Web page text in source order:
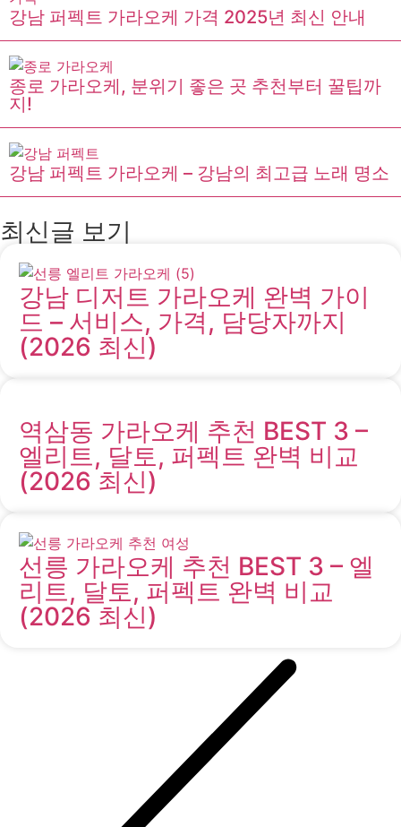
강남 퍼펙트 가라오케 가격 2025년 최신 안내
종로 가라오케, 분위기 좋은 곳 추천부터 꿀팁까
지!
강남 퍼펙트 가라오케 – 강남의 최고급 노래 명소
최신글 보기
강남 디저트 가라오케 완벽 가이
드 – 서비스, 가격, 담당자까지
(2026 최신)
역삼동 가라오케 추천 BEST 3 –
엘리트, 달토, 퍼펙트 완벽 비교
(2026 최신)
선릉 가라오케 추천 BEST 3 – 엘
리트, 달토, 퍼펙트 완벽 비교
(2026 최신)